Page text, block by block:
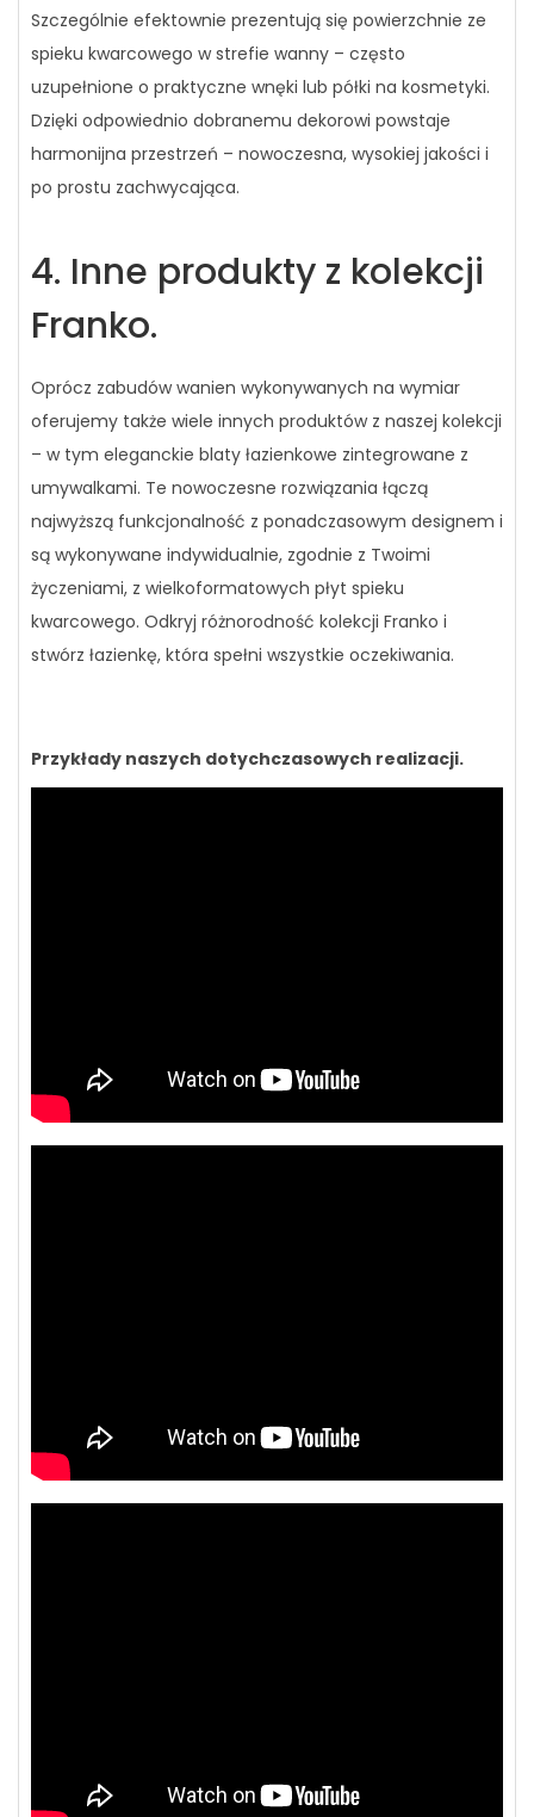
Szczególnie efektownie prezentują się powierzchnie ze
spieku kwarcowego w strefie wanny – często
uzupełnione o praktyczne wnęki lub półki na kosmetyki.
Dzięki odpowiednio dobranemu dekorowi powstaje
harmonijna przestrzeń – nowoczesna, wysokiej jakości i
po prostu zachwycająca.
4. Inne produkty z kolekcji
Franko.
Oprócz zabudów wanien wykonywanych na wymiar
oferujemy także wiele innych produktów z naszej kolekcji
– w tym eleganckie blaty łazienkowe zintegrowane z
umywalkami. Te nowoczesne rozwiązania łączą
najwyższą funkcjonalność z ponadczasowym designem i
są wykonywane indywidualnie, zgodnie z Twoimi
życzeniami, z wielkoformatowych płyt spieku
kwarcowego. Odkryj różnorodność kolekcji Franko i
stwórz łazienkę, która spełni wszystkie oczekiwania.
Przykłady naszych dotychczasowych realizacji.